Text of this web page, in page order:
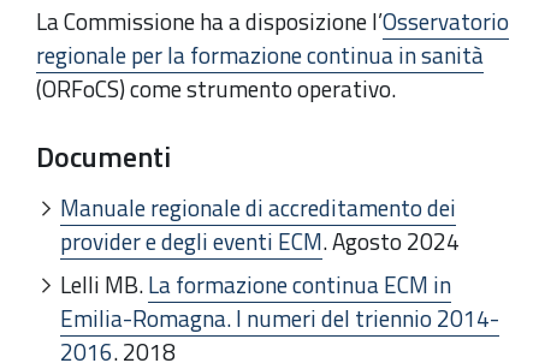
La Commissione ha a disposizione l’Osservatorio
regionale per la formazione continua in sanità
(ORFoCS) come strumento operativo.
Documenti
Manuale regionale di accreditamento dei
provider e degli eventi ECM. Agosto 2024
Lelli MB.La formazione continua ECM in
Emilia-Romagna. I numeri del triennio 2014-
2016. 2018